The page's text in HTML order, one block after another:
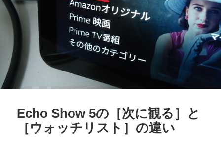
Echo Show 5の［次に観る］と
［ウォッチリスト］の違い